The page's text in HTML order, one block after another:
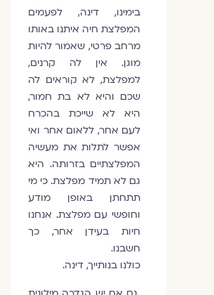
בימינו, דינה, לפעמים
המפלצת חיה איתנו באותו
מרחב פרטי, שאמור להיות
מוגן. אין לה קרנים,
למפלצת, לא קוראים לה
שכם והיא לא בת חמור,
היא לא שייכת בהכרח
לעם אחר, ללאום אחר ואי
אפשר לתלות את מעשיה
המפלצתיים בזרותה. היא
גם לא תמיד מפלצת. כי מי
תתחתן באופן מודע
וחופשי עם מפלצת. אנחנו
חיות בעידן אחר, כך
חשבנו.
כולנו בנותייך, דינה.